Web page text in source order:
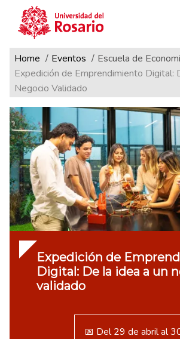
Pasar al contenido principal
Ruta de navegación
Home Eventos
Escuela de
Expedición de Emprendimiento Digital:
Negocio Validado
Expedición de
Digital: De la idea a un
validado
📅 Del 29 de abril al